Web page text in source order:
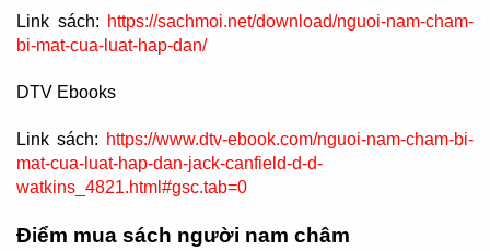
Link sách: https://sachmoi.net/download/nguoi-nam-cham-
bi-mat-cua-luat-hap-dan/
DTV Ebooks
Link sách: https://www.dtv-ebook.com/nguoi-nam-cham-bi-
mat-cua-luat-hap-dan-jack-canfield-d-d-
watkins_4821.html#gsc.tab=0
Điểm mua sách người nam châm